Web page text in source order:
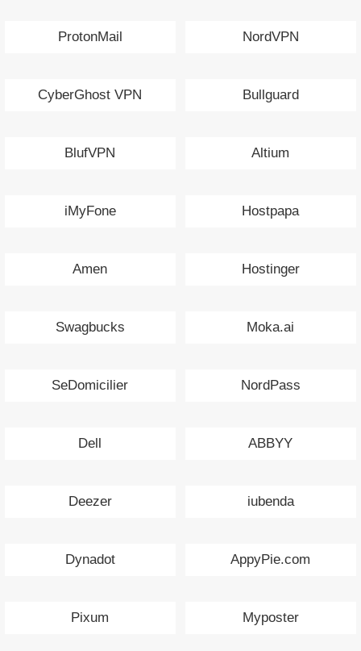
ProtonMail NordVPN
CyberGhost VPN Bullguard
BlufVPN Altium
iMyFone Hostpapa
Amen Hostinger
Swagbucks Moka.ai
SeDomicilier NordPass
Dell ABBYY
Deezer iubenda
Dynadot AppyPie.com
Pixum Myposter